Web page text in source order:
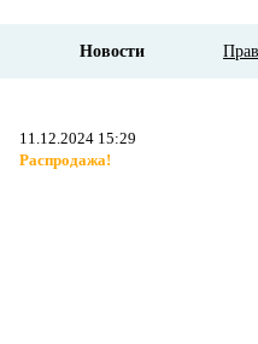
Новости
11.12.2024 15:29
Распродажа!